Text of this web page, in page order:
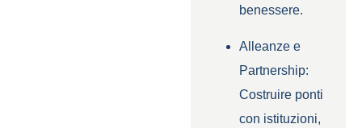
benessere.
Alleanze e
Partnership:
Costruire ponti
con istituzioni,